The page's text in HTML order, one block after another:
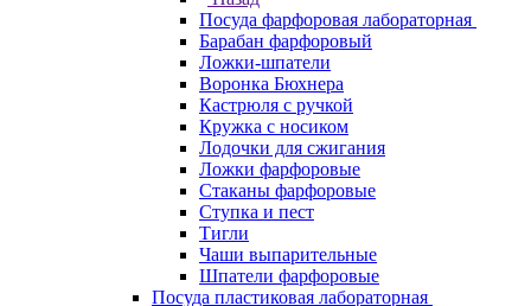
Посуда фарфоровая лабораторная
Барабан фарфоровый
Ложки-шпатели
Воронка Бюхнера
Кастрюля с ручкой
Кружка с носиком
Лодочки для сжигания
Ложки фарфоровые
Стаканы фарфоровые
Ступка и пест
Тигли
Чаши выпарительные
Шпатели фарфоровые
Посуда пластиковая лабораторная